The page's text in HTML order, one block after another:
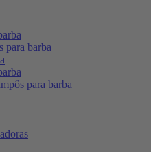
para barba
para barba